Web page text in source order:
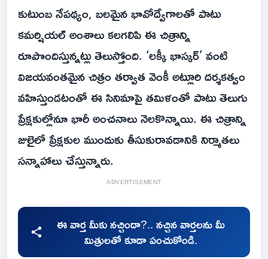
కుటుంబ నేపథ్యం, బలమైన భావోద్వేగాలతో పాటు
కమర్షియల్ అంశాలు కలగలిపి ఈ చిత్రాన్ని
రూపొందిస్తున్నట్లు తెలుస్తోంది. ‘లక్కీ భాస్కర్’ వంటి
విజయవంతమైన చిత్రం తర్వాత వెంకీ అట్లూరి దర్శకత్వం
వహిస్తుండటంతో ఈ సినిమాపై తమిళంతో పాటు తెలుగు
ప్రేక్షకుల్లోనూ భారీ అంచనాలు నెలకొన్నాయి. ఈ చిత్రాన్ని
జులైలో ప్రేక్షకుల ముందుకు తీసుకురావడానికి నిర్మాతలు
సన్నాహాలు చేస్తున్నారు.
ADVERTISEMENT
ఈ వార్త మీకు నచ్చిందా?.. నచ్చిన వార్తలను మీ
మిత్రులతో కూడా పంచుకోండి.